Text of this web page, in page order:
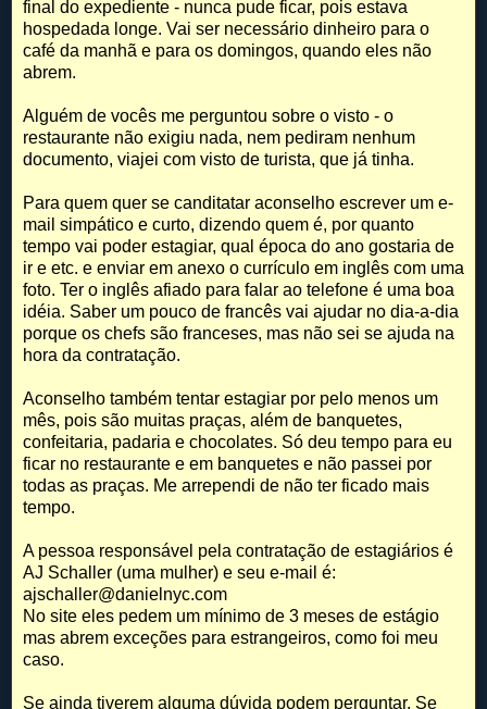
final do expediente - nunca pude ficar, pois estava
hospedada longe. Vai ser necessário dinheiro para o
café da manhã e para os domingos, quando eles não
abrem.
Alguém de vocês me perguntou sobre o visto - o
restaurante não exigiu nada, nem pediram nenhum
documento, viajei com visto de turista, que já tinha.
Para quem quer se canditatar aconselho escrever um e-
mail simpático e curto, dizendo quem é, por quanto
tempo vai poder estagiar, qual época do ano gostaria de
ir e etc. e enviar em anexo o currículo em inglês com uma
foto. Ter o inglês afiado para falar ao telefone é uma boa
idéia. Saber um pouco de francês vai ajudar no dia-a-dia
porque os chefs são franceses, mas não sei se ajuda na
hora da contratação.
Aconselho também tentar estagiar por pelo menos um
mês, pois são muitas praças, além de banquetes,
confeitaria, padaria e chocolates. Só deu tempo para eu
ficar no restaurante e em banquetes e não passei por
todas as praças. Me arrependi de não ter ficado mais
tempo.
A pessoa responsável pela contratação de estagiários é
AJ Schaller (uma mulher) e seu e-mail é:
ajschaller@danielnyc.com
No site eles pedem um mínimo de 3 meses de estágio
mas abrem exceções para estrangeiros, como foi meu
caso.
Se ainda tiverem alguma dúvida podem perguntar. Se